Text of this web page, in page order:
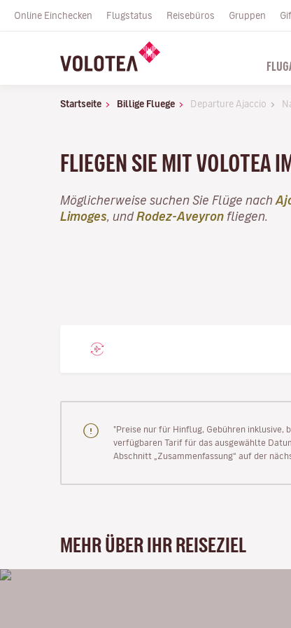
Online Einchecken Flugstatus Reisebüros Gruppen
Startseite Billige Fluege Departure Ajaccio
FLIEGEN SIE MIT VOLOTEA
Möglicherweise suchen Sie Flüge nach
Limoges , undRodez-Aveyron fliegen.
"Preise nur für Hinflug, Gebühren inklusive,
verfügbaren Tarif für das ausgewählte
Abschnitt „Zusammenfassung“ auf der
MEHR ÜBER IHR REISEZIEL